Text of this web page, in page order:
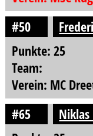
#50
Punkte: 25
Team:
Verein: MC
#65